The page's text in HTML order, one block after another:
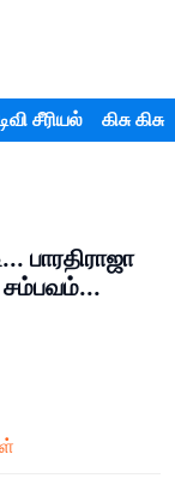
சீரியல் கிசு கிசு
பாரதிராஜா
சம்பவம்...